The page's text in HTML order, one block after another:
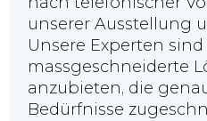
unserer Ausstellung
Unsere Experten
massgeschneiderte
anzubieten, die
Bedürfnisse